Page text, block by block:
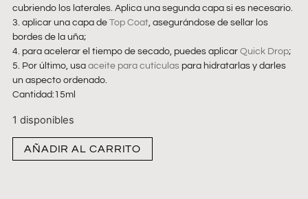
cubriendo los laterales. Aplica una segunda capa si es necesario.
3. aplicar una capa de Top Coat, asegurándose de sellar los
bordes de la uña;
4. para acelerar el tiempo de secado, puedes aplicar Quick Drop;
5. Por último, usa aceite para cutículaspara hidratarlas y darles
un aspecto ordenado.
Cantidad:15ml
1 disponibles
AÑADIR AL CARRITO